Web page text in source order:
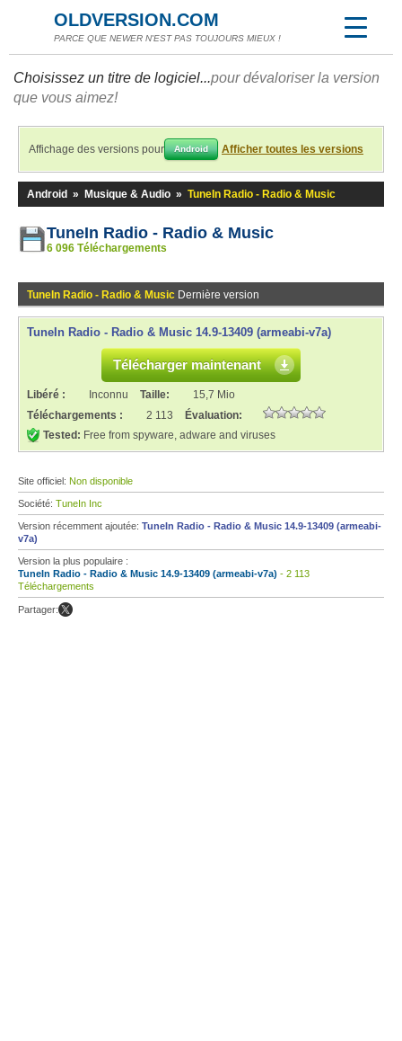
OLDVERSION.COM
PARCE QUE NEWER N'EST PAS TOUJOURS MIEUX !
Choisissez un titre de logiciel...pour dévaloriser la version
que vous aimez!
Affichage des versions pour Android Afficher toutes les versions
Android » Musique & Audio » TuneIn Radio - Radio & Music
TuneIn Radio - Radio & Music
6 096 Téléchargements
TuneIn Radio - Radio & Music Dernière version
TuneIn Radio - Radio & Music 14.9-13409 (armeabi-v7a)
Télécharger maintenant
Libéré : Inconnu Taille:
15,7 Mio
Téléchargements :
2 113
Évaluation:
Tested: Free from spyware, adware and viruses
Site officiel: Non disponible
Société: TuneIn Inc
Version récemment ajoutée: TuneIn Radio - Radio & Music 14.9-13409 (armeabi-
v7a)
Version la plus populaire :
TuneIn Radio - Radio & Music 14.9-13409 (armeabi-v7a) - 2 113
Téléchargements
Partager: